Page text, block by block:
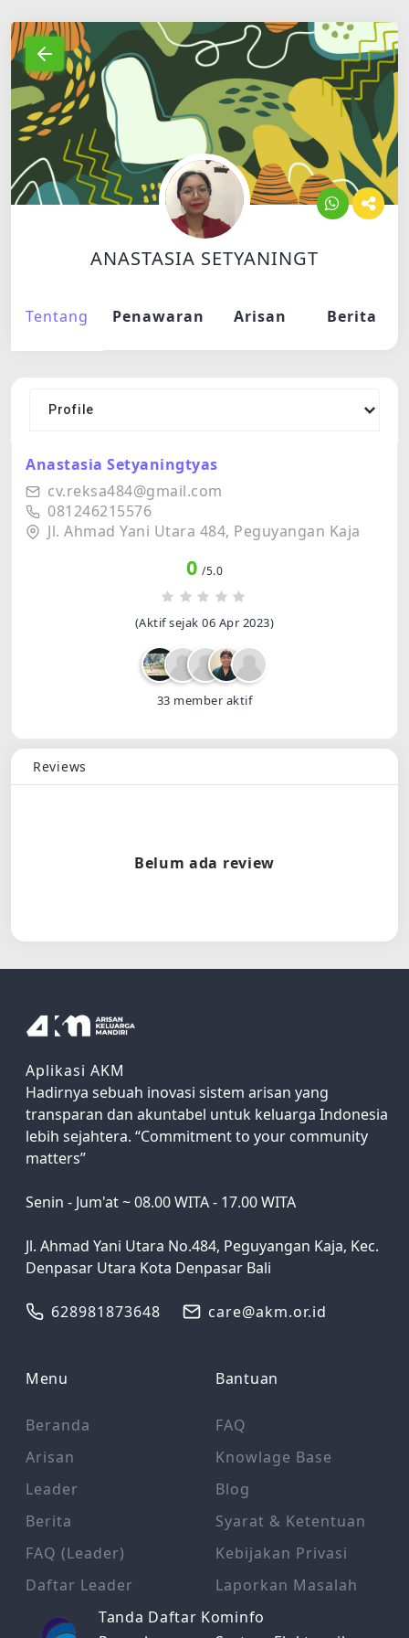
Tentang Penawaran
ANASTASIA SETYANINGT
Arisan Berita
Profile
Anastasia Setyaningtyas
cv.reksa484@gmail.com
081246215576
Jl. Ahmad Yani Utara 484, Peguyangan Kaja
0 /5.0
(Aktif sejak 06 Apr 2023)
33 member aktif
Reviews
Belum ada review
Aplikasi AKM
Hadirnya sebuah inovasi sistem arisan yang
transparan dan akuntabel untuk keluarga Indonesia
lebih sejahtera. “Commitment to your community
matters”
Senin - Jum'at ~ 08.00 WITA - 17.00 WITA
Jl. Ahmad Yani Utara No.484, Peguyangan Kaja, Kec.
Denpasar Utara Kota Denpasar Bali
628981873648 care@akm.or.id
Menu
Beranda
Arisan
Leader
Berita
FAQ (Leader)
Daftar Leader
Bantuan
FAQ
Knowlage Base
Blog
Syarat & Ketentuan
Kebijakan Privasi
Laporkan Masalah
Tanda Daftar Kominfo